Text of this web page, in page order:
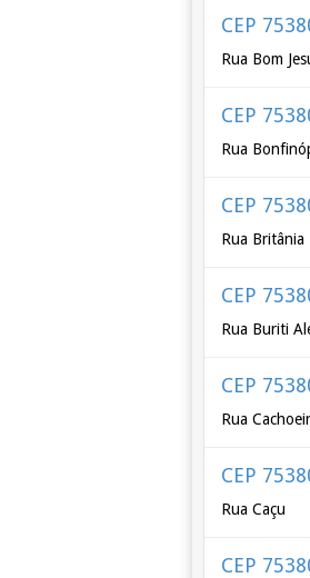
CEP
Rua Bom
CEP
Rua
CEP
Rua Britânia
CEP
Rua Buriti
CEP
Rua
CEP
Rua Caçu
CEP